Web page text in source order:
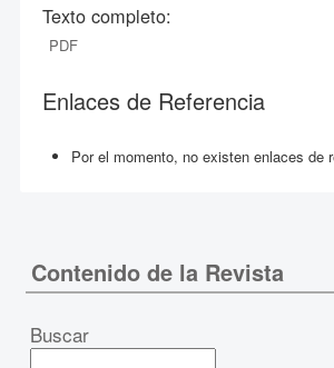
Texto completo:
PDF
Enlaces de Referencia
Por el momento, no existen enlaces de
Contenido de la Revista
Buscar